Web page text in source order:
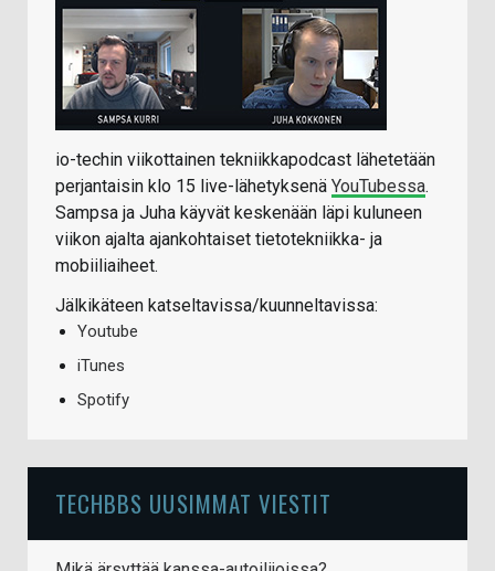
io-techin viikottainen tekniikkapodcast lähetetään
perjantaisin klo 15 live-lähetyksenä YouTubessa.
Sampsa ja Juha käyvät keskenään läpi kuluneen
viikon ajalta ajankohtaiset tietotekniikka- ja
mobiiliaiheet.
Jälkikäteen katseltavissa/kuunneltavissa:
Youtube
iTunes
Spotify
TECHBBS UUSIMMAT VIESTIT